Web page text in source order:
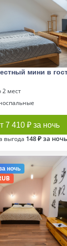
мини в
2 мест
7 410 ₽ за ночь
выгода 148 ₽ за ночь
ночь